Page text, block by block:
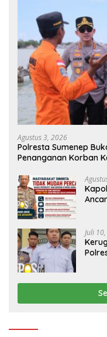
Agustus 3, 2026
Polresta Sumenep
Penanganan Korban
Juli